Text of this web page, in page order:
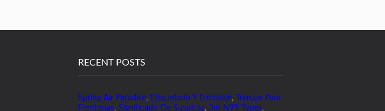
RECENT POSTS
Spring Air Paradise, Etiquetado Y Embalaje,
Trenzas Para
Frentonas, Significado De Suspicaz, 3m N95 Types,